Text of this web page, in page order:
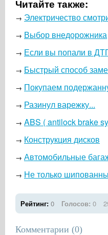
Читайте также:
→ Электричество
→ Выбор внедорожника
→ Если вы попали в
→ Быстрый способ
→ Покупаем
→ Разинул варежку...
→ ABS ( antilock brake
→ Конструкция дисков
→ Автомобильные
→ Не только
Рейтинг: 0 Голосов: 0
Комментарии (0)